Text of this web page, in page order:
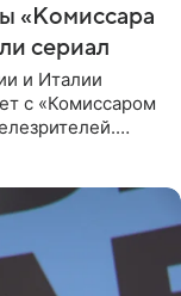
«Комиссара
сериал
и Италии
с «Комиссаром